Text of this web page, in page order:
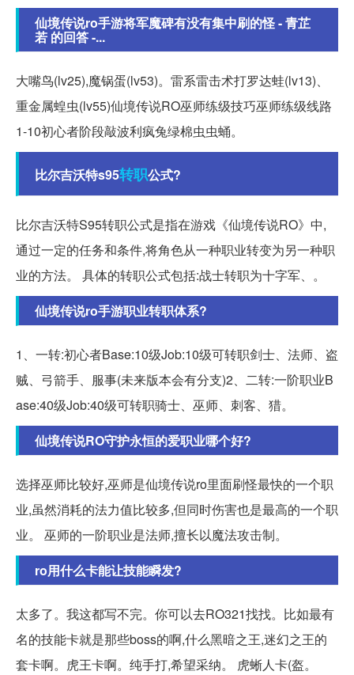
仙境传说ro手游将军魔碑有没有集中刷的怪 - 青芷
若 的回答 -...
大嘴鸟(lv25),魔锅蛋(lv53)。雷系雷击术打罗达蛙(lv13)、
重金属蝗虫(lv55)仙境传说RO巫师练级技巧巫师练级线路
1-10初心者阶段敲波利疯兔绿棉虫虫蛹。
比尔吉沃特s95转职公式?
比尔吉沃特S95转职公式是指在游戏《仙境传说RO》中,
通过一定的任务和条件,将角色从一种职业转变为另一种职
业的方法。 具体的转职公式包括:战士转职为十字军、。
仙境传说ro手游职业转职体系?
1、一转:初心者Base:10级Job:10级可转职剑士、法师、盗
贼、弓箭手、服事(未来版本会有分支)2、二转:一阶职业B
ase:40级Job:40级可转职骑士、巫师、刺客、猎。
仙境传说RO守护永恒的爱职业哪个好?
选择巫师比较好,巫师是仙境传说ro里面刷怪最快的一个职
业,虽然消耗的法力值比较多,但同时伤害也是最高的一个职
业。 巫师的一阶职业是法师,擅长以魔法攻击制。
ro用什么卡能让技能瞬发?
太多了。我这都写不完。你可以去RO321找找。比如最有
名的技能卡就是那些boss的啊,什么黑暗之王,迷幻之王的
套卡啊。虎王卡啊。纯手打,希望采纳。 虎蜥人卡(盔。